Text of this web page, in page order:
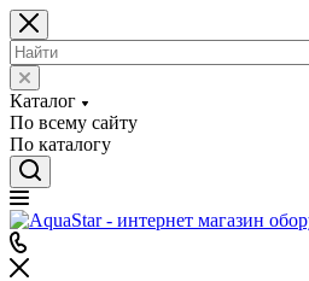
Каталог
По всему сайту
По каталогу